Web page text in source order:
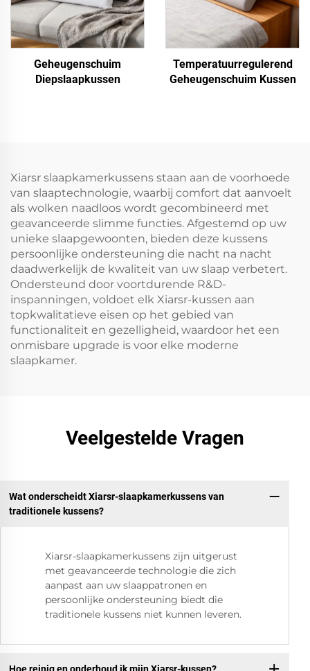
Geheugenschuim
Diepslaapkussen
Temperatuurregulerend
Geheugenschuim Kussen
Xiarsr slaapkamerkussens staan aan de voorhoede
van slaaptechnologie, waarbij comfort dat aanvoelt
als wolken naadloos wordt gecombineerd met
geavanceerde slimme functies. Afgestemd op uw
unieke slaapgewoonten, bieden deze kussens
persoonlijke ondersteuning die nacht na nacht
daadwerkelijk de kwaliteit van uw slaap verbetert.
Ondersteund door voortdurende R&D-
inspanningen, voldoet elk Xiarsr-kussen aan
topkwalitatieve eisen op het gebied van
functionaliteit en gezelligheid, waardoor het een
onmisbare upgrade is voor elke moderne
slaapkamer.
Veelgestelde Vragen
Wat onderscheidt Xiarsr-slaapkamerkussens van
traditionele kussens?
Xiarsr-slaapkamerkussens zijn uitgerust
met geavanceerde technologie die zich
aanpast aan uw slaappatronen en
persoonlijke ondersteuning biedt die
traditionele kussens niet kunnen leveren.
Hoe reinig en onderhoud ik mijn Xiarsr-kussen?